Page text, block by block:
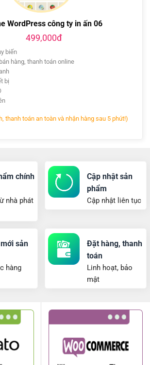
WordPress công ty in ấn 06
499,000đ
biến
hàng, thanh toán online
bị
thanh toán an toàn và nhận hàng sau 5 phút!)
chính
nhà phát
Cập nhật sản
phẩm
Cập nhật liên tục
sản
hàng
Đặt hàng, thanh
toán
Linh hoạt, bảo
mật